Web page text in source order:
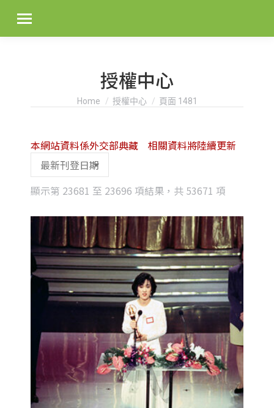
授權中心
You are here:
Home 授權中心 頁面 1481
顯示第 23681 至 23696 項結果，共 53671 項
latest
本網站資料係外交部典藏 相關資料將陸續更新